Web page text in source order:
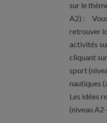
sur le
A2) : Vous
retrouver
activités
cliquant
sport
nautiques
Les idées
(niveau